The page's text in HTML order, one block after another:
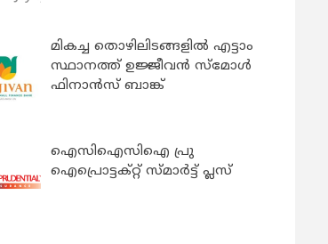
മികച്ച തൊഴിലിടങ്ങളിൽ എട്ടാം
സ്ഥാനത്ത് ഉജ്ജീവൻ സ്മോൾ
ഫിനാൻസ് ബാങ്ക്
ഐസിഐസിഐ പ്രു
ഐപ്രൊട്ടക്റ്റ് സ്മാർട്ട് പ്ലസ്